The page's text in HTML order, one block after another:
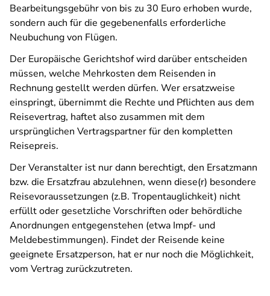
Bearbeitungsgebühr von bis zu 30 Euro erhoben wurde,
sondern auch für die gegebenenfalls erforderliche
Neubuchung von Flügen.
Der Europäische Gerichtshof wird darüber entscheiden
müssen, welche Mehrkosten dem Reisenden in
Rechnung gestellt werden dürfen. Wer ersatzweise
einspringt, übernimmt die Rechte und Pflichten aus dem
Reisevertrag, haftet also zusammen mit dem
ursprünglichen Vertragspartner für den kompletten
Reisepreis.
Der Veranstalter ist nur dann berechtigt, den Ersatzmann
bzw. die Ersatzfrau abzulehnen, wenn diese(r) besondere
Reisevoraussetzungen (z.B. Tropentauglichkeit) nicht
erfüllt oder gesetzliche Vorschriften oder behördliche
Anordnungen entgegenstehen (etwa Impf- und
Meldebestimmungen). Findet der Reisende keine
geeignete Ersatzperson, hat er nur noch die Möglichkeit,
vom Vertrag zurückzutreten.